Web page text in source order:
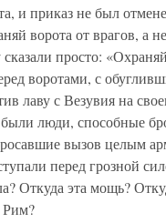
и приказ не был
ворота от врагов, а
просто:
воротами, с
лаву с Везувия на
люди, способные
вызов целым
перед грозной
Откуда эта мощь?
Рим?